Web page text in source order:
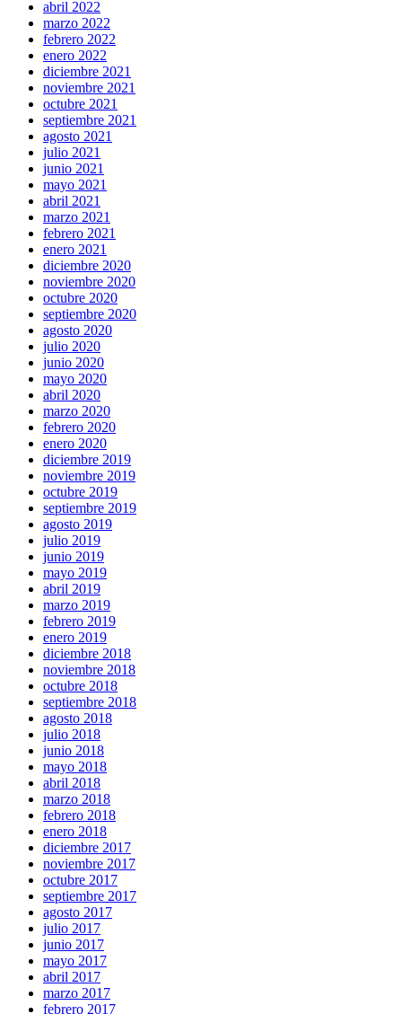
abril 2022
marzo 2022
febrero 2022
enero 2022
diciembre 2021
noviembre 2021
octubre 2021
septiembre 2021
agosto 2021
julio 2021
junio 2021
mayo 2021
abril 2021
marzo 2021
febrero 2021
enero 2021
diciembre 2020
noviembre 2020
octubre 2020
septiembre 2020
agosto 2020
julio 2020
junio 2020
mayo 2020
abril 2020
marzo 2020
febrero 2020
enero 2020
diciembre 2019
noviembre 2019
octubre 2019
septiembre 2019
agosto 2019
julio 2019
junio 2019
mayo 2019
abril 2019
marzo 2019
febrero 2019
enero 2019
diciembre 2018
noviembre 2018
octubre 2018
septiembre 2018
agosto 2018
julio 2018
junio 2018
mayo 2018
abril 2018
marzo 2018
febrero 2018
enero 2018
diciembre 2017
noviembre 2017
octubre 2017
septiembre 2017
agosto 2017
julio 2017
junio 2017
mayo 2017
abril 2017
marzo 2017
febrero 2017